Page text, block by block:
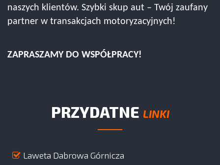
naszych klientów. Szybki skup aut – Twój zaufany
partner w transakcjach motoryzacyjnych!
ZAPRASZAMY DO WSPÓŁPRACY!
PRZYDATNE LINKI
Laweta Dabrowa Górnicza